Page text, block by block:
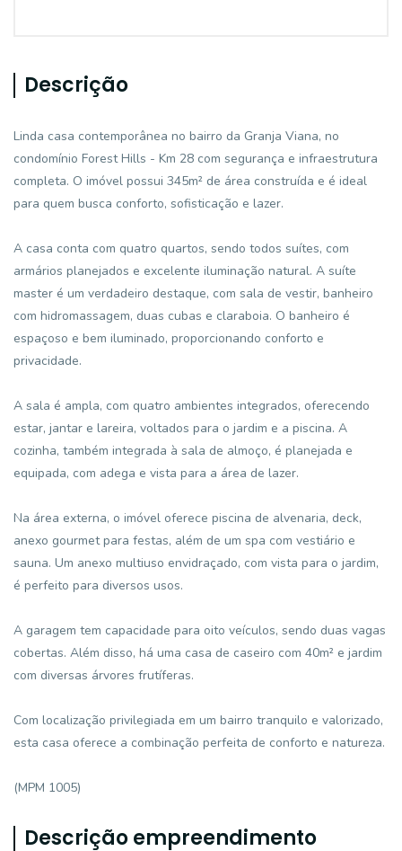
Descrição
Linda casa contemporânea no bairro da Granja Viana, no
condomínio Forest Hills - Km 28 com segurança e infraestrutura
completa. O imóvel possui 345m² de área construída e é ideal
para quem busca conforto, sofisticação e lazer.
A casa conta com quatro quartos, sendo todos suítes, com
armários planejados e excelente iluminação natural. A suíte
master é um verdadeiro destaque, com sala de vestir, banheiro
com hidromassagem, duas cubas e claraboia. O banheiro é
espaçoso e bem iluminado, proporcionando conforto e
privacidade.
A sala é ampla, com quatro ambientes integrados, oferecendo
estar, jantar e lareira, voltados para o jardim e a piscina. A
cozinha, também integrada à sala de almoço, é planejada e
equipada, com adega e vista para a área de lazer.
Na área externa, o imóvel oferece piscina de alvenaria, deck,
anexo gourmet para festas, além de um spa com vestiário e
sauna. Um anexo multiuso envidraçado, com vista para o jardim,
é perfeito para diversos usos.
A garagem tem capacidade para oito veículos, sendo duas vagas
cobertas. Além disso, há uma casa de caseiro com 40m² e jardim
com diversas árvores frutíferas.
Com localização privilegiada em um bairro tranquilo e valorizado,
esta casa oferece a combinação perfeita de conforto e natureza.
(MPM 1005)
Descrição empreendimento